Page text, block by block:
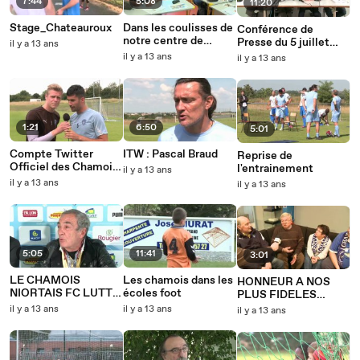
Stage_Chateauroux
il y a 13 ans
1:21
Compte Twitter
Officiel des Chamois
Niortais
il y a 13 ans
5:05
LE CHAMOIS
NIORTAIS FC LUTTE
CONTRE
il y a 13 ans
Dans les coulisses de
notre centre de
formation
il y a 13 ans
6:50
ITW : Pascal Braud
il y a 13 ans
11:41
Les chamois dans les
écoles foot
il y a 13 ans
11:20
Conférence de
Presse du 5 juillet
2013
il y a 13 ans
5:01
Reprise de
l'entrainement
il y a 13 ans
3:01
HONNEUR A NOS
PLUS FIDELES
SUPPORTERS
il y a 13 ans